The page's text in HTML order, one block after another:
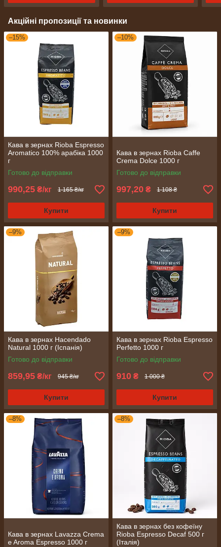
Акційні пропозиції та новинки
–15%
Кава в зернах Rioba Espresso
Aromatico 100% арабіка 1000
г
Готово до відправки
990,25 ₴/кг 1 165 ₴/кг
Купити
–10%
Кава в зернах Rioba Caffe
Crema Dolce 1000 г
Готово до відправки
997,20 ₴ 1 108 ₴
Купити
–9%
Кава в зернах Hacendado
Natural 1000 г (Іспанія)
Готово до відправки
859,95 ₴/кг 945 ₴/кг
Купити
–9%
Кава в зернах Rioba Espresso
Perfetto 1000 г
Готово до відправки
910 ₴ 1 000 ₴
Купити
–8%
Кава в зернах Lavazza Crema
e Aroma Espresso 1000 г
–8%
Кава в зернах без кофеїну
Rioba Espresso Decaf 500 г
(Італія)